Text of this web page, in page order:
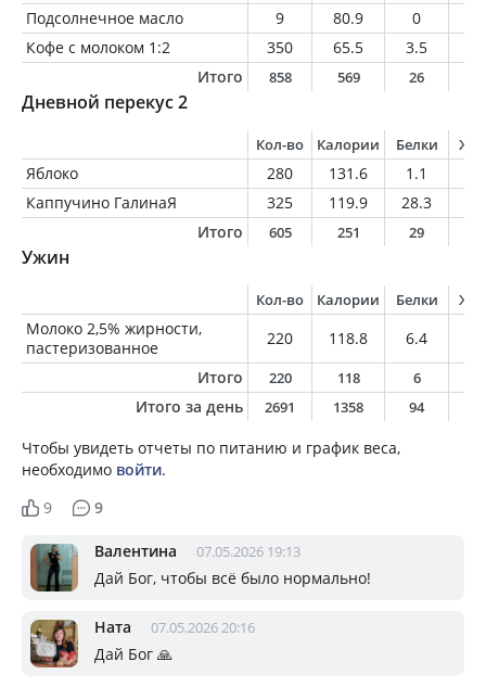
Подсолнечное масло
9 80.9 0
Кофе с молоком 1:2
350 65.5 3.5
Итого
858 569 26
Дневной перекус 2
Кол-во Калории Белки
Яблоко 280 131.6 1.1
Каппучино ГалинаЯ
325 119.9 28.3
Итого
605 251 29
Ужин
Кол-во Калории Белки
Молоко 2,5% жирности,
пастеризованное
220 118.8 6.4
Итого
220 118 6
Итого за день 2691 1358 94
Чтобы увидеть отчеты по питанию и график веса,
необходимо войти.
9
9
Валентина 07.05.2026 19:13
Дай Бог, чтобы всё было нормально!
Ната 07.05.2026 20:16
Дай Бог 🙏